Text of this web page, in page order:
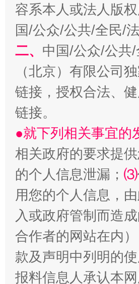
受贿1.44亿！段成刚被判无期
容系本人或法人版
国/公众/公共/全民/
二、 中国/公众/公共
（北京）有限公司
链接，授权合法、
链接。
●就下列相关事宜
相关政府的要求提
的个人信息泄漏； ⑶
用您的个人信息，
入或政府管制而造
合作者的网站在内）
款及声明中列明的
报料信息人承认本